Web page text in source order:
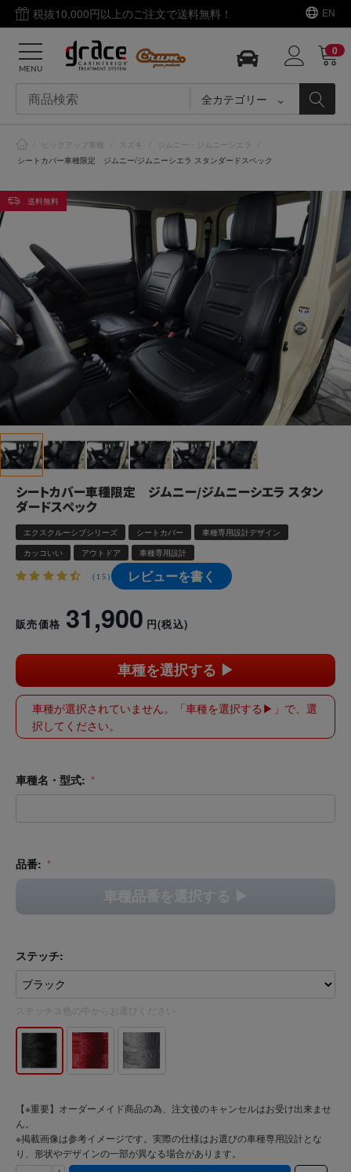
税抜10,000円以上のご注文で送料無料！ EN
全カテゴリー
0
MENU
ピックアップ車種 スズキ ジムニー・ジムニーシエラ
シートカバー車種限定 ジムニー/ジムニーシエラ スタンダードスペック
送料無料
シートカバー車種限定 ジムニー/ジムニーシエラ スタン
ダードスペック
エクスクルーシブシリーズ シートカバー
車種専用設計デザイン
カッコいい
アウトドア 車種専用設計
(15) レビューを書く
販売価格 31,900 円(税込)
車種を選択する ▶︎
車種が選択されていません。「車種を選択する▶︎」で、選
択してください。
車種名・型式:
品番:
車種品番を選択する ▶︎
ステッチ:
ステッチ３色の中からお選びください
【※重要】オーダーメイド商品の為、注文後のキャンセルはお受け出来ませ
ん。
※掲載画像は参考イメージです。実際の仕様はお選びの車種専用設計とな
り、形状やデザインの一部が異なる場合があります。